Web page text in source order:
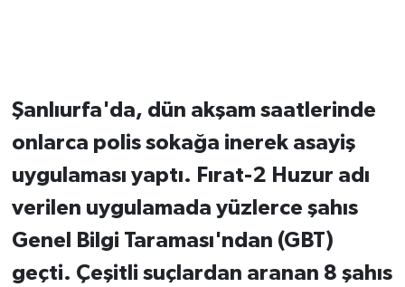
Şanlıurfa'da, dün akşam saatlerinde
onlarca polis sokağa inerek asayiş
uygulaması yaptı. Fırat-2 Huzur adı
verilen uygulamada yüzlerce şahıs
Genel Bilgi Taraması'ndan (GBT)
geçti. Çeşitli suçlardan aranan 8 şahıs